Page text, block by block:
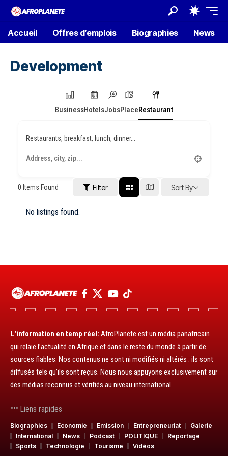
Accueil Offres d’emplois Biographies News
Development
BusinessHotelsJobsPlaceRestaurant
Restaurants, breakfast, lunch, dinner...
0 Items Found Filter Sort By
No listings found.
L'information en temp réel: AfroPlanete est un média panafricain
qui relaie l’actualité en Afrique et dans le reste du monde à partir de
sources fiables. Nos contenus ne sont ni modifiés ni altérés : ils sont
diffusés tels qu’ils sont reçus. Nous nous appuyons exclusivement sur
des médias reconnus et vérifiés au niveau international.
Liens rapides
Biographies Economie Emission Entrepreneuriat
Galerie
International
News Podcast POLITIQUE
Reportage
Sports
Technologie Tourisme Vidéos